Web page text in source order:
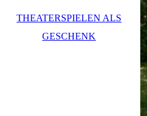
THEATERSPIELEN ALS
GESCHENK